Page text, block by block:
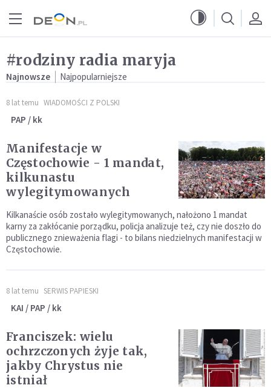
#rodziny radia maryja
Najnowsze Najpopularniejsze
8 lat temu WIADOMOŚCI Z POLSKI
PAP / kk
Manifestacje w
Częstochowie - 1 mandat,
kilkunastu
wylegitymowanych
Kilkanaście osób zostało wylegitymowanych, nałożono 1 mandat
karny za zakłócanie porządku, policja analizuje też, czy nie doszło do
publicznego znieważenia flagi - to bilans niedzielnych manifestacji w
Częstochowie.
8 lat temu SERWIS PAPIESKI
KAI / PAP / kk
Franciszek: wielu
ochrzczonych żyje tak,
jakby Chrystus nie
istniał